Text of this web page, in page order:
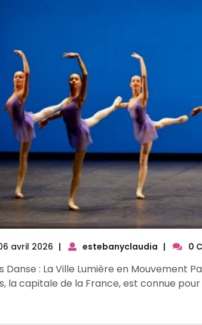
avril 2026 06
2026
| estebanyclaudia | 0
Danse : La Ville Lumière en Mouvement
la capitale de la France, est connue